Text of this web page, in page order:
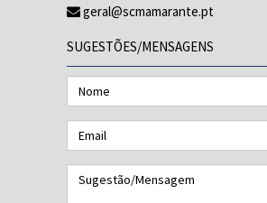
geral@scmamarante.pt
SUGESTÕES/MENSAGENS
Nome
Email
Sugestão/Mensagem